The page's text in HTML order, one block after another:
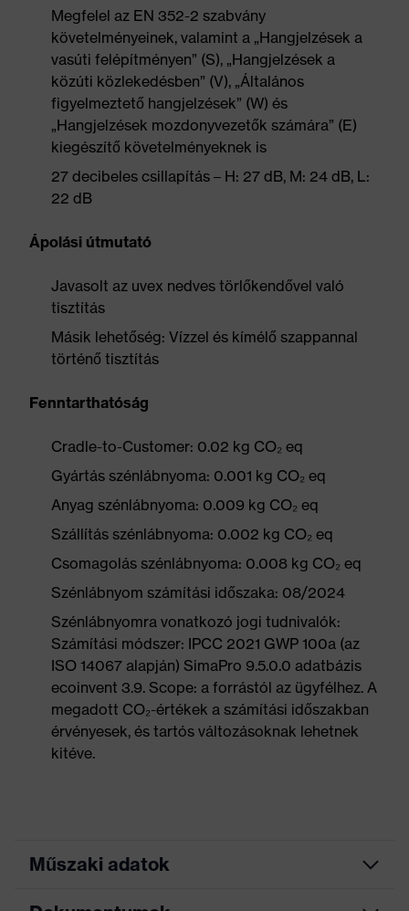
Megfelel az EN 352-2 szabvány
követelményeinek, valamint a „Hangjelzések a
vasúti felépítményen” (S), „Hangjelzések a
közúti közlekedésben” (V), „Általános
figyelmeztető hangjelzések” (W) és
„Hangjelzések mozdonyvezetők számára” (E)
kiegészítő követelményeknek is
27 decibeles csillapítás – H: 27 dB, M: 24 dB, L:
22 dB
Ápolási útmutató
Javasolt az uvex nedves törlőkendővel való
tisztítás
Másik lehetőség: Vízzel és kímélő szappannal
történő tisztítás
Fenntarthatóság
Cradle-to-Customer: 0.02 kg CO₂ eq
Gyártás szénlábnyoma: 0.001 kg CO₂ eq
Anyag szénlábnyoma: 0.009 kg CO₂ eq
Szállítás szénlábnyoma: 0.002 kg CO₂ eq
Csomagolás szénlábnyoma: 0.008 kg CO₂ eq
Szénlábnyom számítási időszaka: 08/2024
Szénlábnyomra vonatkozó jogi tudnivalók:
Számítási módszer: IPCC 2021 GWP 100a (az
ISO 14067 alapján) SimaPro 9.5.0.0 adatbázis
ecoinvent 3.9. Scope: a forrástól az ügyfélhez. A
megadott CO₂-értékek a számítási időszakban
érvényesek, és tartós változásoknak lehetnek
kitéve.
Műszaki adatok